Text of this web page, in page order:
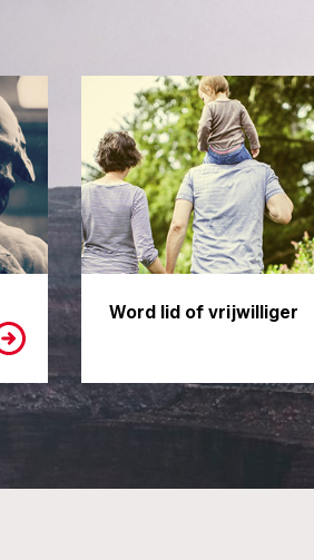
Word lid of vrijwilliger